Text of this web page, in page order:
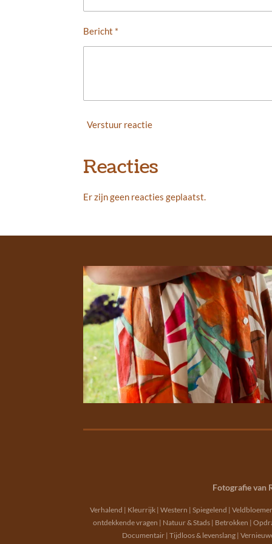
Bericht *
Verstuur reactie
Reacties
Er zijn geen reacties geplaatst.
Fotografie van
Verhalend | Kleurrijk | Western | Spiegelend |
ontdekkende vragen | Natuur & Stads | Betrokken |
Documentair | Tijdloos & levenslang |